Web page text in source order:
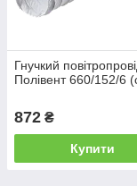
Гнучкий
Полівент 660/152/6
872 ₴
Купити